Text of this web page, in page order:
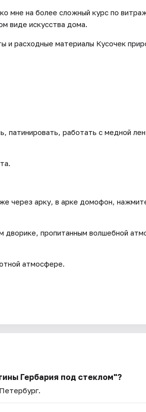
мне на более сложный курс по
виде искусства дома.
и расходные материалы Кусочек
патинировать, работать с медной
через арку, в арке домофон,
дворике, пропитанным волшебной
атмосфере.
Гербария под стеклом"?